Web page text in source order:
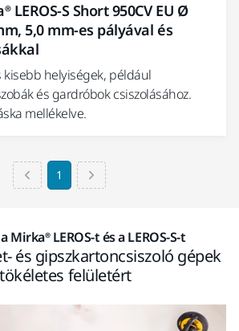
LEROS-S Short 950CV EU Ø
5,0 mm-es pályával és
kisebb helyiségek, például
és gardróbok csiszolásához.
mellékelve.
1
Mirka® LEROS-t és a LEROS-S-t
és gipszkartoncsiszoló gépek
felületért